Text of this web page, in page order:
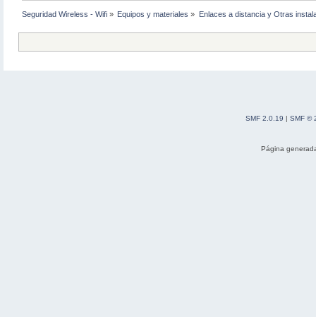
Seguridad Wireless - Wifi » Equipos y materiales » Enlaces a distancia y Otras
SMF 2.0.19 | SMF ©
Página